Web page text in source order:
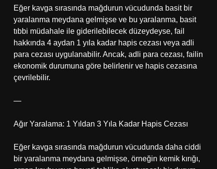
Eğer kavga sırasında mağdurun vücudunda basit bir
yaralanma meydana gelmişse ve bu yaralanma, basit
tıbbi müdahale ile giderilebilecek düzeydeyse, fail
hakkında 4 aydan 1 yıla kadar hapis cezası veya adli
para cezası uygulanabilir. Ancak, adli para cezası, failin
ekonomik durumuna göre belirlenir ve hapis cezasına
çevrilebilir.
—
Ağır Yaralama: 1 Yıldan 3 Yıla Kadar Hapis Cezası
Eğer kavga sırasında mağdurun vücudunda daha ciddi
bir yaralanma meydana gelmişse, örneğin kemik kırığı,